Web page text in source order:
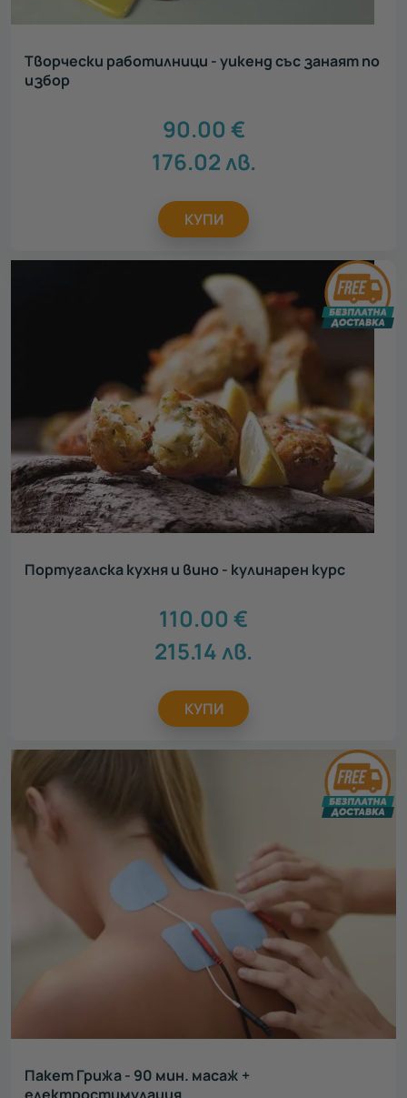
Творчески работилници - уикенд със занаят по
избор
90.00 €
176.02 лв.
КУПИ
Португалска кухня и вино - кулинарен курс
110.00 €
215.14 лв.
КУПИ
Пакет Грижа - 90 мин. масаж +
електростимулация